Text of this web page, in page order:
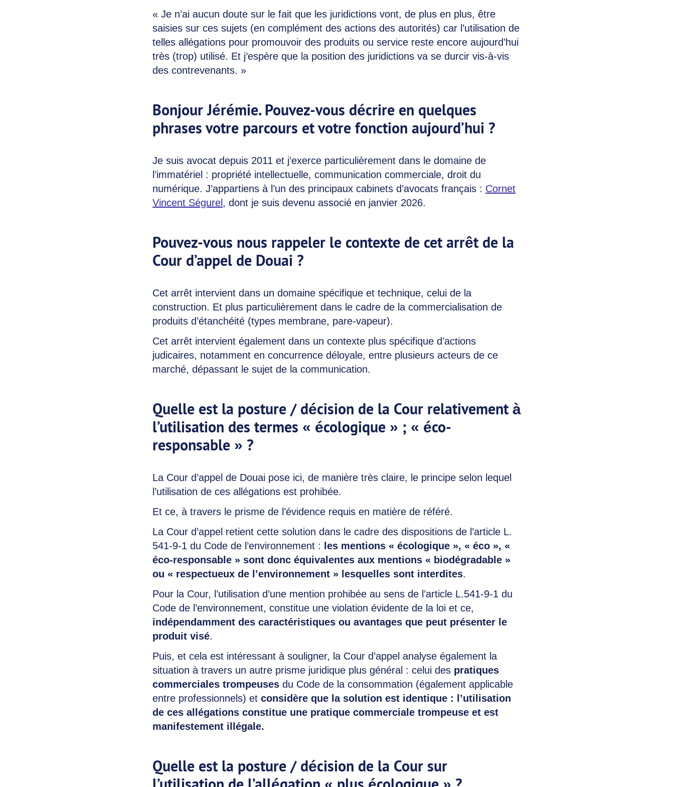
« Je n’ai aucun doute sur le fait que les juridictions vont, de plus en plus, être
saisies sur ces sujets (en complément des actions des autorités) car l’utilisation de
telles allégations pour promouvoir des produits ou service reste encore aujourd’hui
très (trop) utilisé. Et j’espère que la position des juridictions va se durcir vis-à-vis
des contrevenants. »
Bonjour Jérémie. Pouvez-vous décrire en quelques
phrases votre parcours et votre fonction aujourd’hui ?
Je suis avocat depuis 2011 et j’exerce particulièrement dans le domaine de
l’immatériel : propriété intellectuelle, communication commerciale, droit du
numérique. J’appartiens à l’un des principaux cabinets d’avocats français : Cornet
Vincent Ségurel , dont je suis devenu associé en janvier 2026.
Pouvez-vous nous rappeler le contexte de cet arrêt de la
Cour d’appel de Douai ?
Cet arrêt intervient dans un domaine spécifique et technique, celui de la
construction. Et plus particulièrement dans le cadre de la commercialisation de
produits d’étanchéité (types membrane, pare-vapeur).
Cet arrêt intervient également dans un contexte plus spécifique d’actions
judicaires, notamment en concurrence déloyale, entre plusieurs acteurs de ce
marché, dépassant le sujet de la communication.
Quelle est la posture / décision de la Cour relativement à
l’utilisation des termes « écologique » ; « éco-
responsable » ?
La Cour d’appel de Douai pose ici, de manière très claire, le principe selon lequel
l’utilisation de ces allégations est prohibée.
Et ce, à travers le prisme de l’évidence requis en matière de référé.
La Cour d’appel retient cette solution dans le cadre des dispositions de l’article L.
541-9-1 du Code de l’environnement :
les mentions « écologique », « éco », «
éco-responsable » sont donc équivalentes aux mentions « biodégradable »
ou « respectueux de l’environnement » lesquelles sont interdites.
Pour la Cour, l’utilisation d’une mention prohibée au sens de l’article L.541-9-1 du
Code de l’environnement, constitue une violation évidente de la loi et ce,
indépendamment des caractéristiques ou avantages que peut présenter le
produit visé.
Puis, et cela est intéressant à souligner, la Cour d’appel analyse également la
situation à travers un autre prisme juridique plus général : celui des pratiques
commerciales trompeuses du Code de la consommation (également applicable
entre professionnels) et considère que la solution est identique : l’utilisation
de ces allégations constitue une pratique commerciale trompeuse et est
manifestement illégale.
Quelle est la posture / décision de la Cour sur